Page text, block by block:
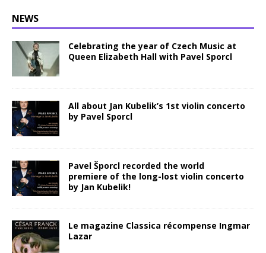
NEWS
Celebrating the year of Czech Music at
Queen Elizabeth Hall with Pavel Sporcl
All about Jan Kubelik’s 1st violin concerto
by Pavel Sporcl
Pavel Šporcl recorded the world
premiere of the long-lost violin concerto
by Jan Kubelik!
Le magazine Classica récompense Ingmar
Lazar